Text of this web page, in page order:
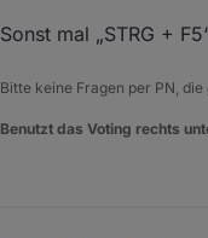
Sonst mal „STRG +
Bitte keine Fragen per PN,
Benutzt das Voting rechts